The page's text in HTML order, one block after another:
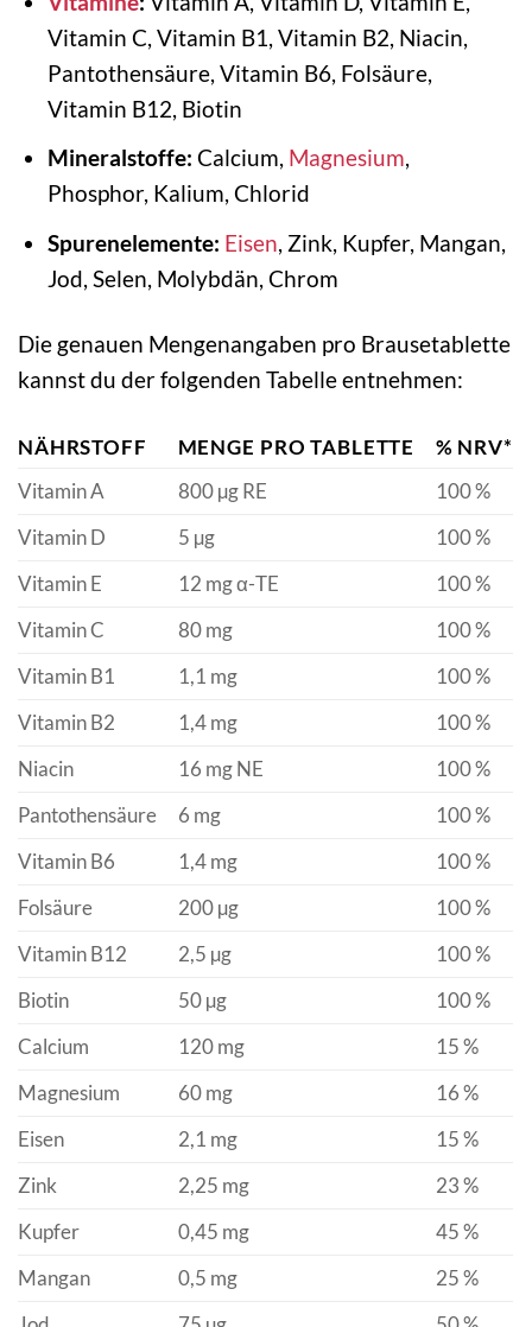
Vitamin C, Vitamin B1, Vitamin B2, Niacin,
Pantothensäure, Vitamin B6, Folsäure,
Vitamin B12, Biotin
Mineralstoffe: Calcium, Magnesium,
Phosphor, Kalium, Chlorid
Spurenelemente: Eisen, Zink, Kupfer, Mangan,
Jod, Selen, Molybdän, Chrom
Die genauen Mengenangaben pro Brausetablette
kannst du der folgenden Tabelle entnehmen:
NÄHRSTOFF MENGE PRO TABLETTE
% NRV*
Vitamin A
800 µg RE
100 %
Vitamin D
5 µg
100 %
Vitamin E
12 mg α-TE
100 %
Vitamin C
80 mg
100 %
Vitamin B1
1,1 mg
100 %
Vitamin B2
1,4 mg
100 %
Niacin
16 mg NE
100 %
Pantothensäure
6 mg
100 %
Vitamin B6
1,4 mg
100 %
Folsäure
200 µg
100 %
Vitamin B12
2,5 µg
100 %
Biotin
50 µg
100 %
Calcium
120 mg
15 %
Magnesium
60 mg
16 %
Eisen
2,1 mg
15 %
Zink
2,25 mg
23 %
Kupfer
0,45 mg
45 %
Mangan
0,5 mg
25 %